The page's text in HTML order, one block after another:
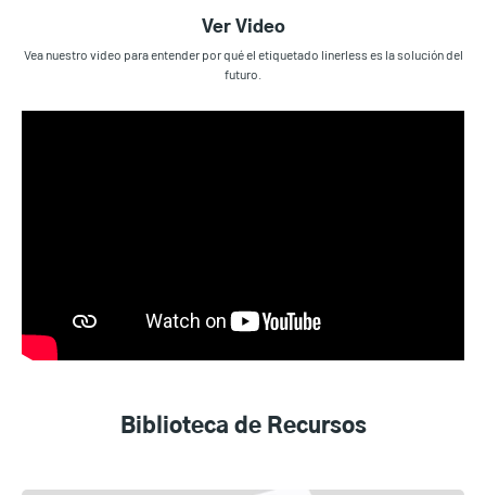
Ver Video
Vea nuestro video para entender por qué el etiquetado linerless es la solución del
futuro.
Biblioteca de Recursos